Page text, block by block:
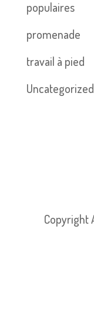
populaires
promenade
travail à pied
Uncategorized
Copyright